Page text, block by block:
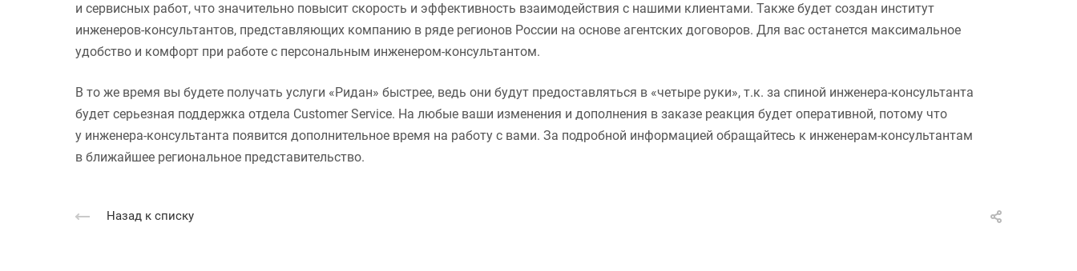
и сервисных работ, что значительно повысит скорость и эффективность взаимодействия с нашими клиентами. Также будет создан институт
инженеров-консультантов, представляющих компанию в ряде регионов России на основе агентских договоров. Для вас останется максимальное
удобство и комфорт при работе с персональным инженером-консультантом.
В то же время вы будете получать услуги «Ридан» быстрее, ведь они будут предоставляться в «четыре руки», т.к. за спиной инженера-консультанта
будет серьезная поддержка отдела Customer Service. На любые ваши изменения и дополнения в заказе реакция будет оперативной, потому что
у инженера-консультанта появится дополнительное время на работу с вами. За подробной информацией обращайтесь к инженерам-консультантам
в ближайшее региональное представительство.
Назад к списку